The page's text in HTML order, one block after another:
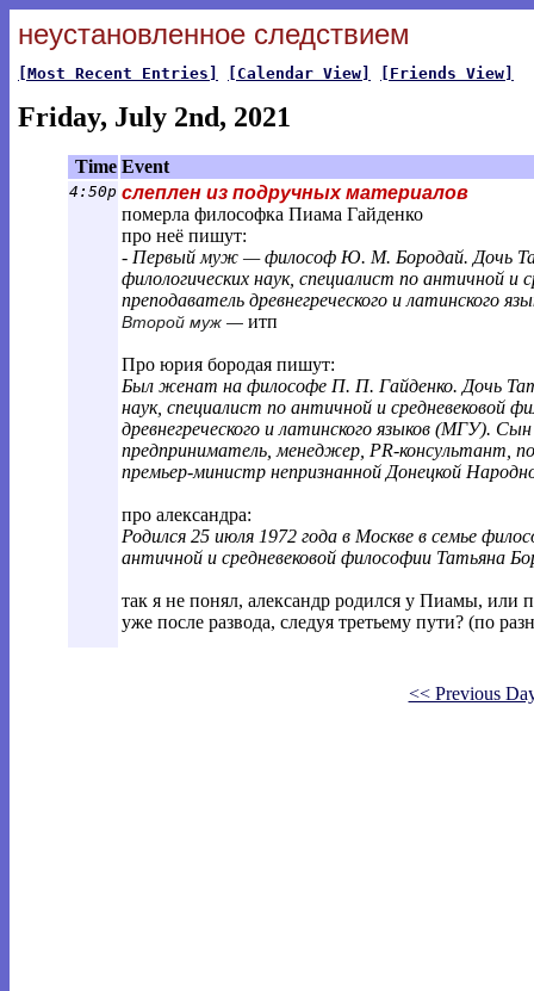
неустановленное следствием
[Most Recent Entries] [Calendar View] [Friends View]
Friday, July 2nd, 2021
Time Event
4:50p слеплен из подручных материалов
померла философка Пиама Гайденко
про неё пишут:
- Первый муж — философ Ю. М. Бородай. Дочь
филологических наук, специалист по античной и
преподаватель древнегреческого и латинского
Второй муж — итп
Про юрия бородая пишут:
Был женат на философе П. П. Гайденко. Дочь
наук, специалист по античной и средневековой
древнегреческого и латинского языков (МГУ).
предприниматель, менеджер, PR-консультант,
премьер-министр непризнанной Донецкой
про александра:
Родился 25 июля 1972 года в Москве в семье
античной и средневековой философии Татьяна
так я не понял, александр родился у Пиамы, или
уже после развода, следуя третьему пути? (по
<< Previous